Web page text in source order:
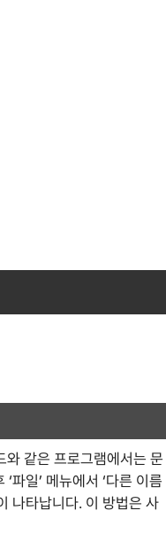
와 같은 프로그램에서는 문
파일’ 메뉴에서 ‘다른 이름
나타납니다. 이 방법은 사